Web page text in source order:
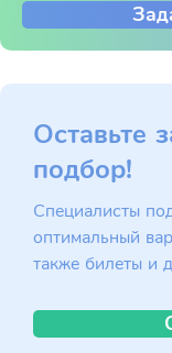
Оставьте
подбор!
Специалисты
оптимальный
также билеты и